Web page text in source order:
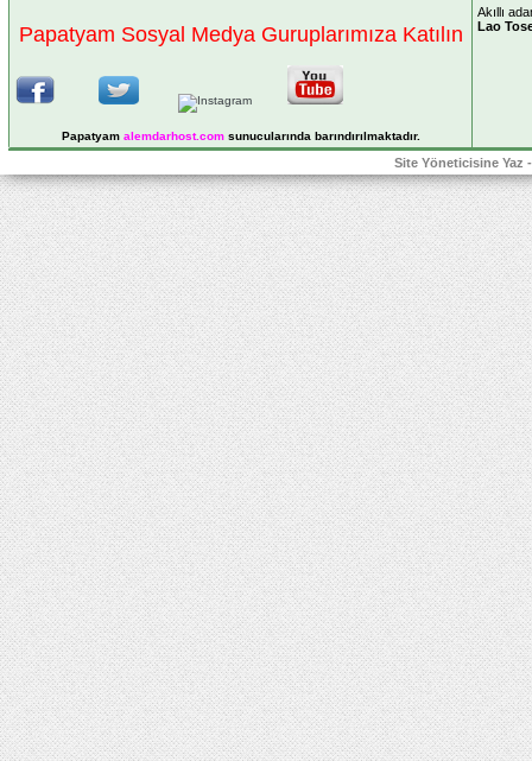
Papatyam Sosyal Medya Guruplarımıza Katılın
Papatyam alemdarhost.comsunucularında barındırılmaktadır.
Akıllı
Lao
Site Yöneticisine Yaz